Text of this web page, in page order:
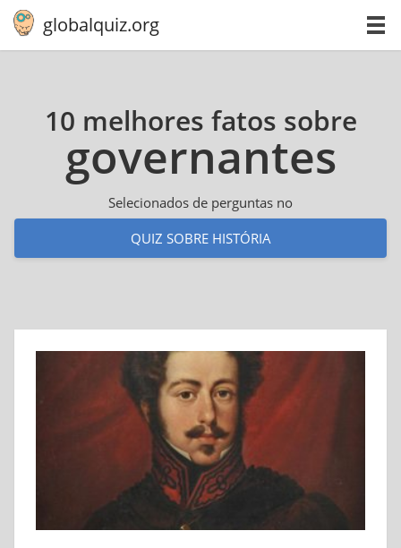
globalquiz.org
10 melhores fatos sobre
go­ver­nan­tes
Selecionados de perguntas no
QUIZ SOBRE HISTÓRIA